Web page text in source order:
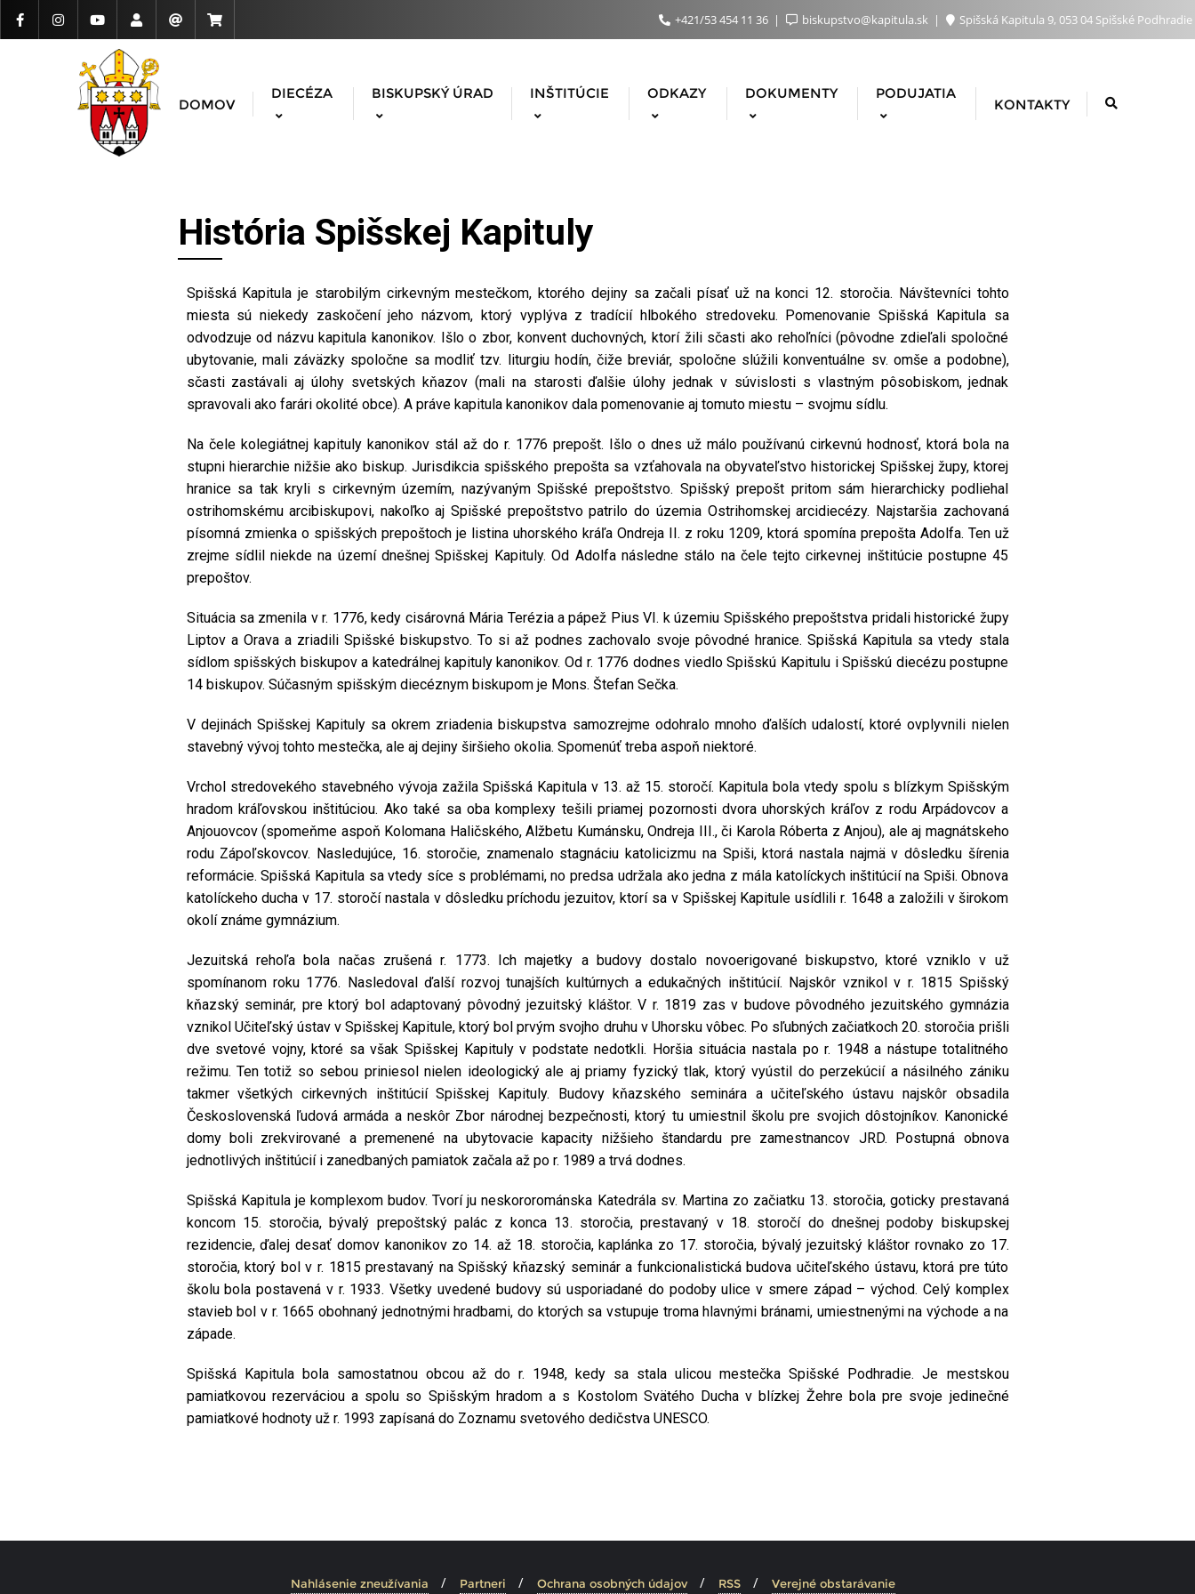
+421/53 454 11 36 biskupstvo@kapitula.sk Spišská Kapitula 9, 053 04 Spišské Podhradie
DOMOV
DIECÉZA BISKUPSKÝ ÚRAD INŠTITÚCIE ODKAZY DOKUMENTY PODUJATIA
KONTAKTY
História Spišskej Kapituly
Spišská Kapitula je starobilým cirkevným mestečkom, ktorého dejiny sa začali písať už na konci 12. storočia. Návštevníci tohto
miesta sú niekedy zaskočení jeho názvom, ktorý vyplýva z tradícií hlbokého stredoveku. Pomenovanie Spišská Kapitula sa
odvodzuje od názvu kapitula kanonikov. Išlo o zbor, konvent duchovných, ktorí žili sčasti ako rehoľníci (pôvodne zdieľali spoločné
ubytovanie, mali záväzky spoločne sa modliť tzv. liturgiu hodín, čiže breviár, spoločne slúžili konventuálne sv. omše a podobne),
sčasti zastávali aj úlohy svetských kňazov (mali na starosti ďalšie úlohy jednak v súvislosti s vlastným pôsobiskom, jednak
spravovali ako farári okolité obce). A práve kapitula kanonikov dala pomenovanie aj tomuto miestu – svojmu sídlu.
Na čele kolegiátnej kapituly kanonikov stál až do r. 1776 prepošt. Išlo o dnes už málo používanú cirkevnú hodnosť, ktorá bola na
stupni hierarchie nižšie ako biskup. Jurisdikcia spišského prepošta sa vzťahovala na obyvateľstvo historickej Spišskej župy, ktorej
hranice sa tak kryli s cirkevným územím, nazývaným Spišské prepoštstvo. Spišský prepošt pritom sám hierarchicky podliehal
ostrihomskému arcibiskupovi, nakoľko aj Spišské prepoštstvo patrilo do územia Ostrihomskej arcidiecézy. Najstaršia zachovaná
písomná zmienka o spišských prepoštoch je listina uhorského kráľa Ondreja II. z roku 1209, ktorá spomína prepošta Adolfa. Ten už
zrejme sídlil niekde na území dnešnej Spišskej Kapituly. Od Adolfa následne stálo na čele tejto cirkevnej inštitúcie postupne 45
prepoštov.
Situácia sa zmenila v r. 1776, kedy cisárovná Mária Terézia a pápež Pius VI. k územiu Spišského prepoštstva pridali historické župy
Liptov a Orava a zriadili Spišské biskupstvo. To si až podnes zachovalo svoje pôvodné hranice. Spišská Kapitula sa vtedy stala
sídlom spišských biskupov a katedrálnej kapituly kanonikov. Od r. 1776 dodnes viedlo Spišskú Kapitulu i Spišskú diecézu postupne
14 biskupov. Súčasným spišským diecéznym biskupom je Mons. Štefan Sečka.
V dejinách Spišskej Kapituly sa okrem zriadenia biskupstva samozrejme odohralo mnoho ďalších udalostí, ktoré ovplyvnili nielen
stavebný vývoj tohto mestečka, ale aj dejiny širšieho okolia. Spomenúť treba aspoň niektoré.
Vrchol stredovekého stavebného vývoja zažila Spišská Kapitula v 13. až 15. storočí. Kapitula bola vtedy spolu s blízkym Spišským
hradom kráľovskou inštitúciou. Ako také sa oba komplexy tešili priamej pozornosti dvora uhorských kráľov z rodu Arpádovcov a
Anjouovcov (spomeňme aspoň Kolomana Haličského, Alžbetu Kumánsku, Ondreja III., či Karola Róberta z Anjou), ale aj magnátskeho
rodu Zápoľskovcov. Nasledujúce, 16. storočie, znamenalo stagnáciu katolicizmu na Spiši, ktorá nastala najmä v dôsledku šírenia
reformácie. Spišská Kapitula sa vtedy síce s problémami, no predsa udržala ako jedna z mála katolíckych inštitúcií na Spiši. Obnova
katolíckeho ducha v 17. storočí nastala v dôsledku príchodu jezuitov, ktorí sa v Spišskej Kapitule usídlili r. 1648 a založili v širokom
okolí známe gymnázium.
Jezuitská rehoľa bola načas zrušená r. 1773. Ich majetky a budovy dostalo novoerigované biskupstvo, ktoré vzniklo v už
spomínanom roku 1776. Nasledoval ďalší rozvoj tunajších kultúrnych a edukačných inštitúcií. Najskôr vznikol v r. 1815 Spišský
kňazský seminár, pre ktorý bol adaptovaný pôvodný jezuitský kláštor. V r. 1819 zas v budove pôvodného jezuitského gymnázia
vznikol Učiteľský ústav v Spišskej Kapitule, ktorý bol prvým svojho druhu v Uhorsku vôbec. Po sľubných začiatkoch 20. storočia prišli
dve svetové vojny, ktoré sa však Spišskej Kapituly v podstate nedotkli. Horšia situácia nastala po r. 1948 a nástupe totalitného
režimu. Ten totiž so sebou priniesol nielen ideologický ale aj priamy fyzický tlak, ktorý vyústil do perzekúcií a násilného zániku
takmer všetkých cirkevných inštitúcií Spišskej Kapituly. Budovy kňazského seminára a učiteľského ústavu najskôr obsadila
Československá ľudová armáda a neskôr Zbor národnej bezpečnosti, ktorý tu umiestnil školu pre svojich dôstojníkov. Kanonické
domy boli zrekvirované a premenené na ubytovacie kapacity nižšieho štandardu pre zamestnancov JRD. Postupná obnova
jednotlivých inštitúcií i zanedbaných pamiatok začala až po r. 1989 a trvá dodnes.
Spišská Kapitula je komplexom budov. Tvorí ju neskororománska Katedrála sv. Martina zo začiatku 13. storočia, goticky prestavaná
koncom 15. storočia, bývalý prepoštský palác z konca 13. storočia, prestavaný v 18. storočí do dnešnej podoby biskupskej
rezidencie, ďalej desať domov kanonikov zo 14. až 18. storočia, kaplánka zo 17. storočia, bývalý jezuitský kláštor rovnako zo 17.
storočia, ktorý bol v r. 1815 prestavaný na Spišský kňazský seminár a funkcionalistická budova učiteľského ústavu, ktorá pre túto
školu bola postavená v r. 1933. Všetky uvedené budovy sú usporiadané do podoby ulice v smere západ – východ. Celý komplex
stavieb bol v r. 1665 obohnaný jednotnými hradbami, do ktorých sa vstupuje troma hlavnými bránami, umiestnenými na východe a na
západe.
Spišská Kapitula bola samostatnou obcou až do r. 1948, kedy sa stala ulicou mestečka Spišské Podhradie. Je mestskou
pamiatkovou rezerváciou a spolu so Spišským hradom a s Kostolom Svätého Ducha v blízkej Žehre bola pre svoje jedinečné
pamiatkové hodnoty už r. 1993 zapísaná do Zoznamu svetového dedičstva UNESCO.
Nahlásenie zneužívania Partneri Ochrana osobných údajov RSS Verejné obstarávanie